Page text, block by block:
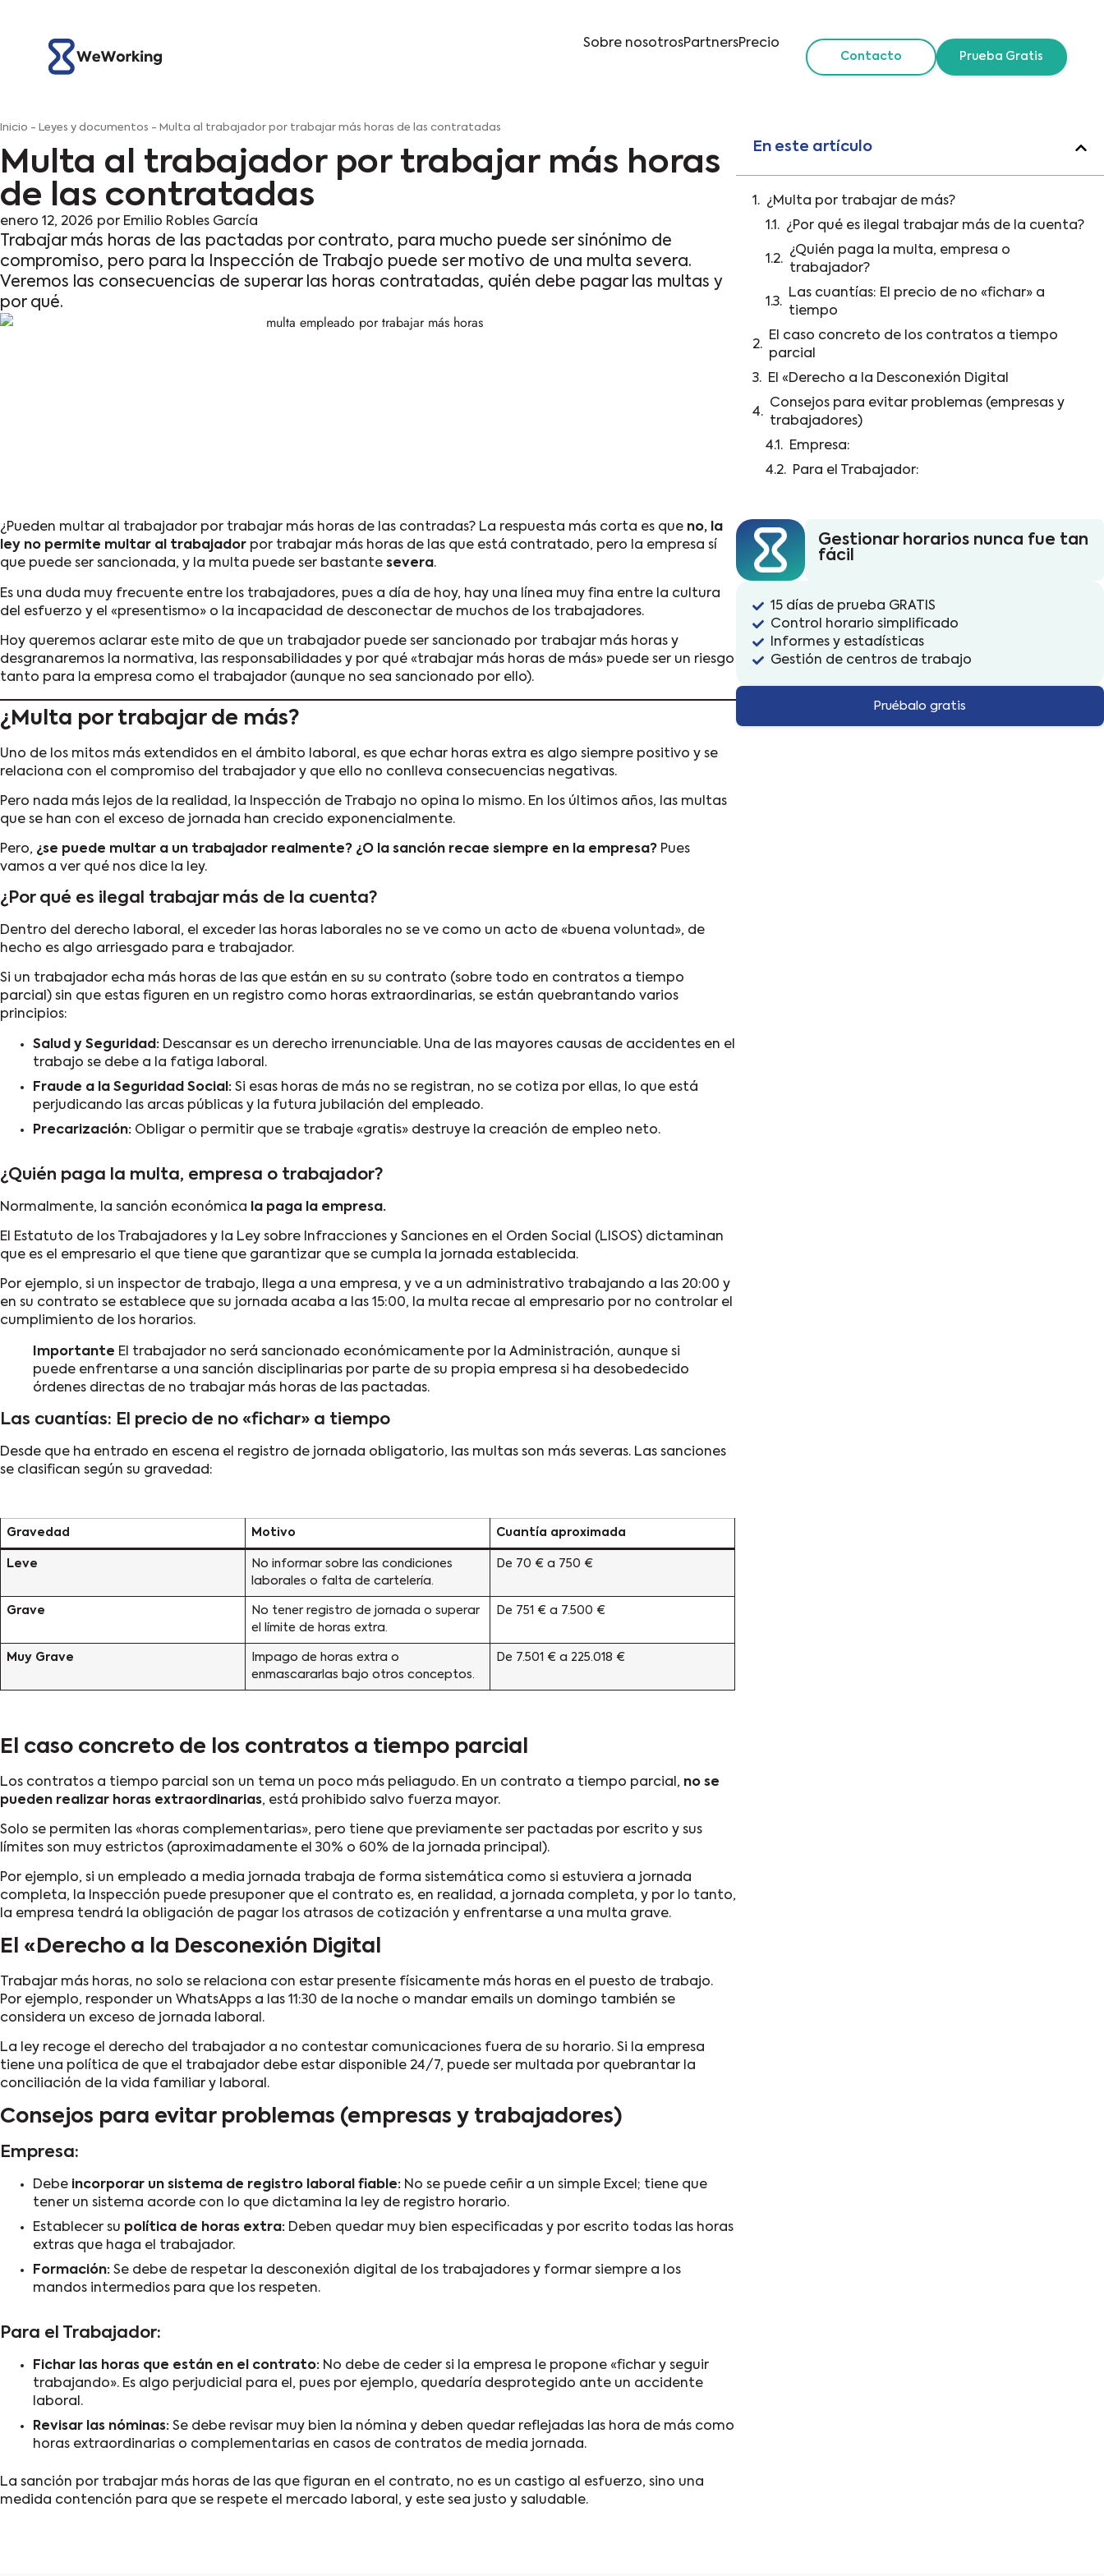
Precio
Partners
Sobre nosotros
Prueba Gratis
Contacto
Inicio - Leyes y documentos - Multa al trabajador por trabajar más horas de las contratadas
Multa al trabajador por trabajar más horas
de las contratadas
enero 12, 2026 por Emilio Robles García
Trabajar más horas de las pactadas por contrato, para mucho puede ser sinónimo de
compromiso, pero para la Inspección de Trabajo puede ser motivo de una multa severa.
Veremos las consecuencias de superar las horas contratadas, quién debe pagar las multas y
por qué.
¿Pueden multar al trabajador por trabajar más horas de las contradas? La respuesta más corta es que no, la
ley no permite multar al trabajador por trabajar más horas de las que está contratado, pero la empresa sí
que puede ser sancionada, y la multa puede ser bastante severa.
Es una duda muy frecuente entre los trabajadores, pues a día de hoy, hay una línea muy fina entre la cultura
del esfuerzo y el «presentismo» o la incapacidad de desconectar de muchos de los trabajadores.
Hoy queremos aclarar este mito de que un trabajador puede ser sancionado por trabajar más horas y
desgranaremos la normativa, las responsabilidades y por qué «trabajar más horas de más» puede ser un riesgo
tanto para la empresa como el trabajador (aunque no sea sancionado por ello).
¿Multa por trabajar de más?
Uno de los mitos más extendidos en el ámbito laboral, es que echar horas extra es algo siempre positivo y se
relaciona con el compromiso del trabajador y que ello no conlleva consecuencias negativas.
Pero nada más lejos de la realidad, la Inspección de Trabajo no opina lo mismo. En los últimos años, las multas
que se han con el exceso de jornada han crecido exponencialmente.
Pero, ¿se puede multar a un trabajador realmente? ¿O la sanción recae siempre en la empresa? Pues
vamos a ver qué nos dice la ley.
¿Por qué es ilegal trabajar más de la cuenta?
Dentro del derecho laboral, el exceder las horas laborales no se ve como un acto de «buena voluntad», de
hecho es algo arriesgado para e trabajador.
Si un trabajador echa más horas de las que están en su su contrato (sobre todo en contratos a tiempo
parcial) sin que estas figuren en un registro como horas extraordinarias, se están quebrantando varios
principios:
Salud y Seguridad: Descansar es un derecho irrenunciable. Una de las mayores causas de accidentes en el
trabajo se debe a la fatiga laboral.
Fraude a la Seguridad Social: Si esas horas de más no se registran, no se cotiza por ellas, lo que está
perjudicando las arcas públicas y la futura jubilación del empleado.
Precarización: Obligar o permitir que se trabaje «gratis» destruye la creación de empleo neto.
¿Quién paga la multa, empresa o trabajador?
Normalmente, la sanción económica la paga la empresa.
El Estatuto de los Trabajadores y la Ley sobre Infracciones y Sanciones en el Orden Social (LISOS) dictaminan
que es el empresario el que tiene que garantizar que se cumpla la jornada establecida.
Por ejemplo, si un inspector de trabajo, llega a una empresa, y ve a un administrativo trabajando a las 20:00 y
en su contrato se establece que su jornada acaba a las 15:00, la multa recae al empresario por no controlar el
cumplimiento de los horarios.
Importante El trabajador no será sancionado económicamente por la Administración, aunque si
puede enfrentarse a una sanción disciplinarias por parte de su propia empresa si ha desobedecido
órdenes directas de no trabajar más horas de las pactadas.
Las cuantías: El precio de no «fichar» a tiempo
Desde que ha entrado en escena el registro de jornada obligatorio, las multas son más severas. Las sanciones
se clasifican según su gravedad:
Gravedad Motivo Cuantía aproximada
Leve
No informar sobre las condiciones
laborales o falta de cartelería.
De 70 € a 750 €
Grave
No tener registro de jornada o superar
el límite de horas extra.
De 751 € a 7.500 €
Muy Grave
Impago de horas extra o
enmascararlas bajo otros conceptos.
De 7.501 € a 225.018 €
El caso concreto de los contratos a tiempo parcial
Los contratos a tiempo parcial son un tema un poco más peliagudo. En un contrato a tiempo parcial, no se
pueden realizar horas extraordinarias, está prohibido salvo fuerza mayor.
Solo se permiten las «horas complementarias», pero tiene que previamente ser pactadas por escrito y sus
límites son muy estrictos (aproximadamente el 30% o 60% de la jornada principal).
Por ejemplo, si un empleado a media jornada trabaja de forma sistemática como si estuviera a jornada
completa, la Inspección puede presuponer que el contrato es, en realidad, a jornada completa, y por lo tanto,
la empresa tendrá la obligación de pagar los atrasos de cotización y enfrentarse a una multa grave.
El «Derecho a la Desconexión Digital
Trabajar más horas, no solo se relaciona con estar presente físicamente más horas en el puesto de trabajo.
Por ejemplo, responder un WhatsApps a las 11:30 de la noche o mandar emails un domingo también se
considera un exceso de jornada laboral.
La ley recoge el derecho del trabajador a no contestar comunicaciones fuera de su horario. Si la empresa
tiene una política de que el trabajador debe estar disponible 24/7, puede ser multada por quebrantar la
conciliación de la vida familiar y laboral.
Consejos para evitar problemas (empresas y trabajadores)
Empresa:
Debe incorporar un sistema de registro laboral fiable: No se puede ceñir a un simple Excel; tiene que
tener un sistema acorde con lo que dictamina la ley de registro horario.
Establecer su política de horas extra: Deben quedar muy bien especificadas y por escrito todas las horas
extras que haga el trabajador.
Formación: Se debe de respetar la desconexión digital de los trabajadores y formar siempre a los
mandos intermedios para que los respeten.
Para el Trabajador:
Fichar las horas que están en el contrato: No debe de ceder si la empresa le propone «fichar y seguir
trabajando». Es algo perjudicial para el, pues por ejemplo, quedaría desprotegido ante un accidente
laboral.
Revisar las nóminas: Se debe revisar muy bien la nómina y deben quedar reflejadas las hora de más como
horas extraordinarias o complementarias en casos de contratos de media jornada.
La sanción por trabajar más horas de las que figuran en el contrato, no es un castigo al esfuerzo, sino una
medida contención para que se respete el mercado laboral, y este sea justo y saludable.
En este artículo
¿Multa por trabajar de más?
¿Por qué es ilegal trabajar más de la cuenta?
¿Quién paga la multa, empresa o
trabajador?
Las cuantías: El precio de no «fichar» a
tiempo
El caso concreto de los contratos a tiempo
parcial
El «Derecho a la Desconexión Digital
Consejos para evitar problemas (empresas y
trabajadores)
Empresa:
Para el Trabajador:
Gestionar horarios nunca fue tan
fácil
15 días de prueba GRATIS
Control horario simplificado
Informes y estadísticas
Gestión de centros de trabajo
Pruébalo gratis